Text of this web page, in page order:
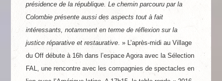
présidence de la république. Le chemin parcouru par la
Colombie présente aussi des aspects tout à fait
intéressants, notamment en terme de réflexion sur la
justice réparative et restaurative. » L’après-midi au Village
du Off débute à 16h dans l’espace Agora avec la Sélection
FAL, une rencontre avec les compagnies de spectacles en